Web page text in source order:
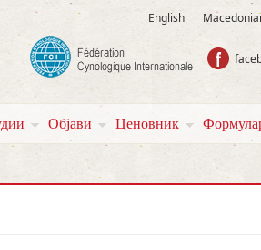
English
Објави Ценовник